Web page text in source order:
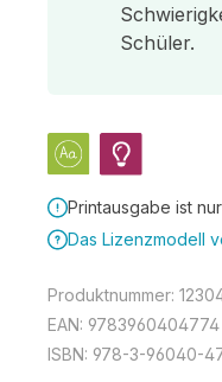
Schüler.
Printausgabe ist
Das Lizenzmodell
Produktnummer:
EAN: 9783960404774
ISBN: 978-3-96040-